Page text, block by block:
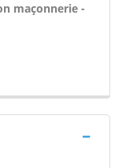
maçonnerie -